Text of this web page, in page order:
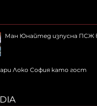
Ман Юнайтед изпусна ПСЖ
Локо София като гост